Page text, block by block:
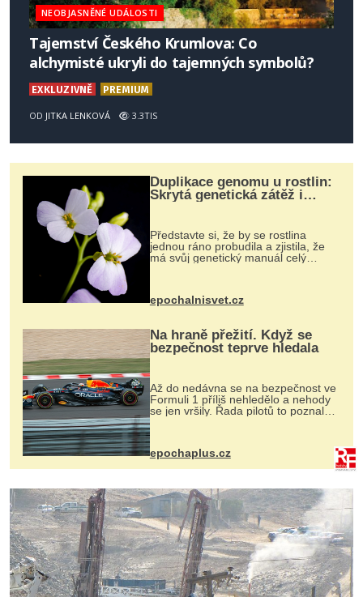
NEOBJASNĚNÉ UDÁLOSTI
Tajemství Českého Krumlova: Co
alchymisté ukryli do tajemných symbolů?
EXKLUZIVNĚ PREMIUM
OD JITKA LENKOVÁ 3.3TIS
Duplikace genomu u rostlin:
Skrytá genetická zátěž i
Představte si, že by se rostlina
jednou ráno probudila a zjistila, že
má svůj genetický manuál celý
vstupenka...
epochalnisvet.cz
Na hraně přežití. Když se
bezpečnost teprve hledala
Až do nedávna se na bezpečnost ve
Formuli 1 příliš nehledělo a nehody
se jen vršily. Řada pilotů to poznala
na vlastní kůži, často s trvalými
následky nebo bohužel i ztrátou
života. Dnes nepochopiteln...
epochaplus.cz